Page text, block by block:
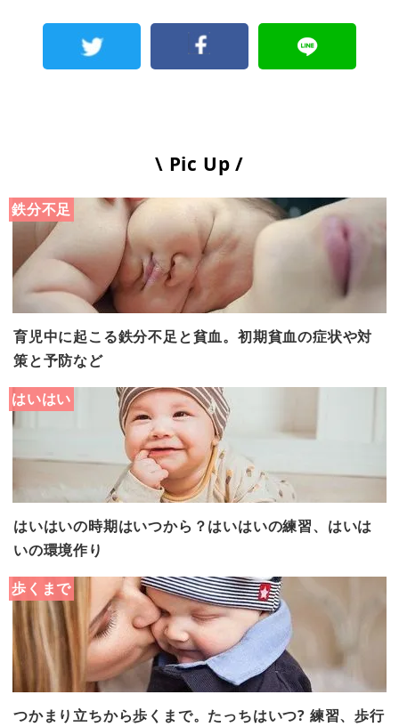
\ Pic Up /
鉄分不足
育児中に起こる鉄分不足と貧血。初期貧血の症状や対
策と予防など
はいはい
はいはいの時期はいつから？はいはいの練習、はいは
いの環境作り
歩くまで
つかまり立ちから歩くまで。たっちはいつ? 練習、歩行